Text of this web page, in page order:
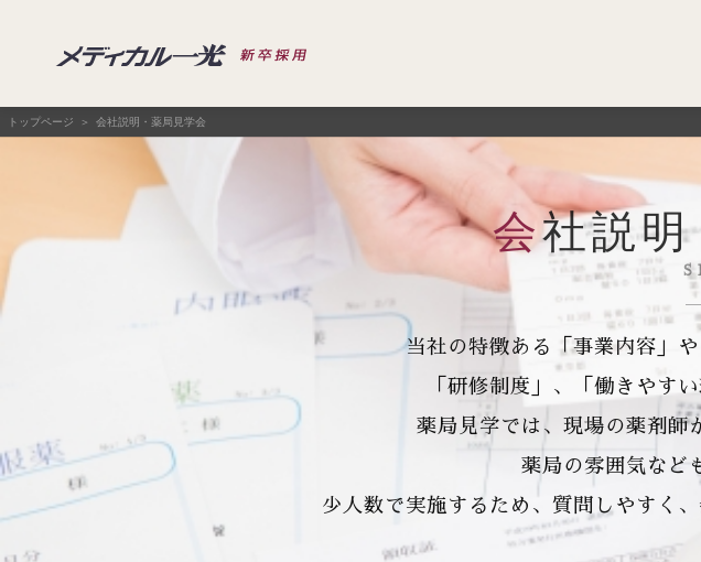
トップページ 会社説明・薬局見学会
会社説
当社の特徴ある「事業内容」
「研修制度」、「働きやす
薬局見学では、現場の薬剤師
薬局の雰囲気など
少人数で実施するため、質問しやすく